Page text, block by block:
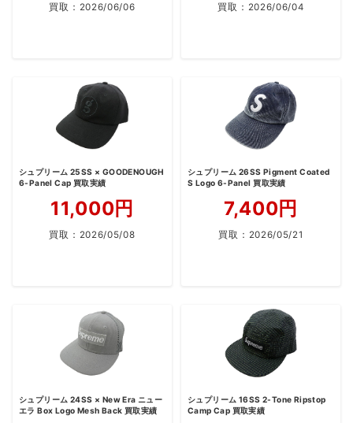
買取： 2026/06/06 買取： 2026/06/04
シュプリーム 25SS × GOODENOUGH
6-Panel Cap 買取実績
11,000円
買取： 2026/05/08
シュプリーム 26SS Pigment Coated
S Logo 6-Panel 買取実績
7,400円
買取： 2026/05/21
シュプリーム 24SS × New Era ニュー
エラ Box Logo Mesh Back 買取実績
シュプリーム 16SS 2-Tone Ripstop
Camp Cap 買取実績